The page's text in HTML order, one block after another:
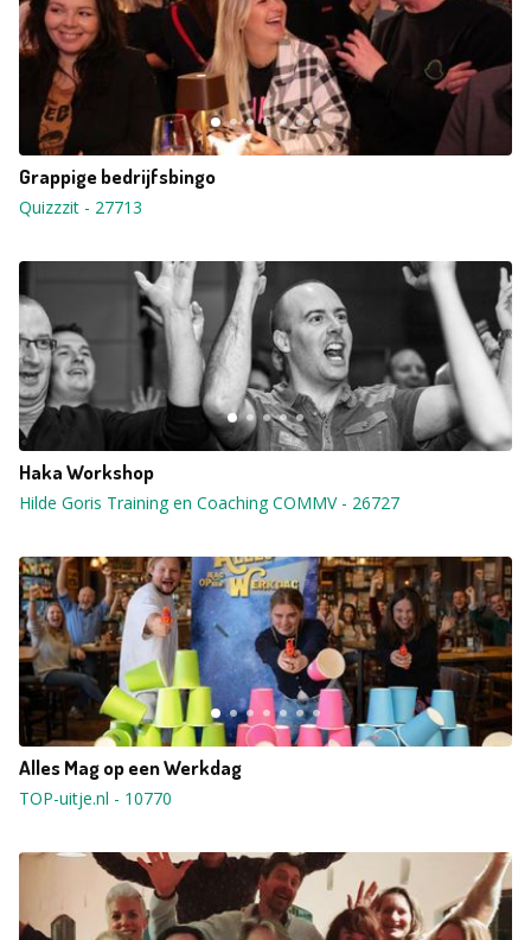
Grappige bedrijfsbingo
Quizzzit - 27713
Haka Workshop
Hilde Goris Training en Coaching COMMV- 26727
Alles Mag op een Werkdag
TOP-uitje.nl - 10770